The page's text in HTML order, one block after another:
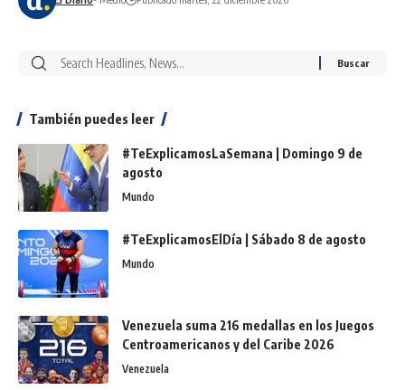
También puedes leer
#TeExplicamosLaSemana | Domingo 9 de
agosto
Mundo
#TeExplicamosElDía | Sábado 8 de agosto
Mundo
Venezuela suma 216 medallas en los Juegos
Centroamericanos y del Caribe 2026
Venezuela